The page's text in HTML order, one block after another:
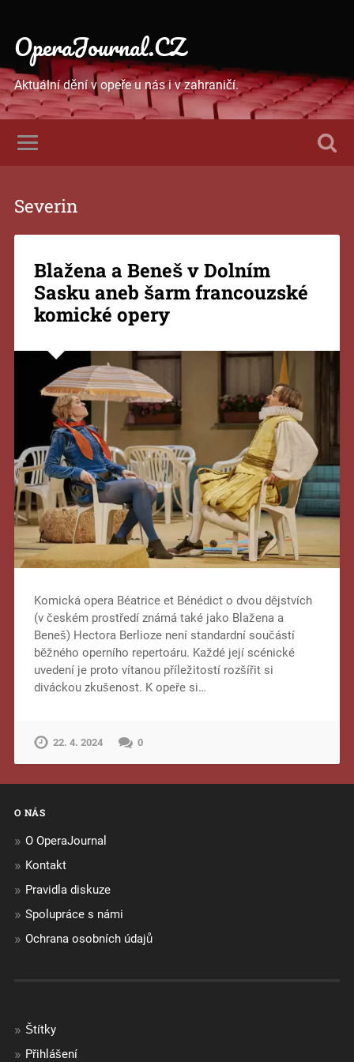
OperaJournal.CZ
Aktuální dění v opeře u nás i v zahraničí.
Severin
Blažena a Beneš v Dolním
Sasku aneb šarm francouzské
komické opery
Komická opera Béatrice et Bénédict o dvou dějstvích
(v českém prostředí známá také jako Blažena a
Beneš) Hectora Berlioze není standardní součástí
běžného operního repertoáru. Každé její scénické
uvedení je proto vítanou příležitostí rozšířit si
diváckou zkušenost. K opeře si…
22. 4. 2024 0
O NÁS
O OperaJournal
Kontakt
Pravidla diskuze
Spolupráce s námi
Ochrana osobních údajů
Štítky
Přihlášení